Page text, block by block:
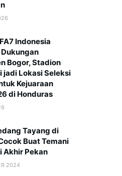
Indonesia
Bogor, Stadion
jadi Lokasi Seleksi
Kejuaraan
di Honduras
Tayang di
Buat Temani
Akhir Pekan
2024